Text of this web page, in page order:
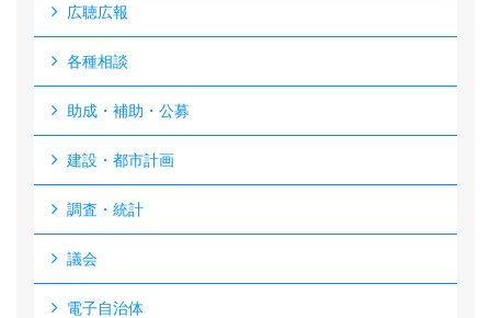
広聴広報
各種相談
助成・補助・公募
建設・都市計画
調査・統計
議会
電子自治体